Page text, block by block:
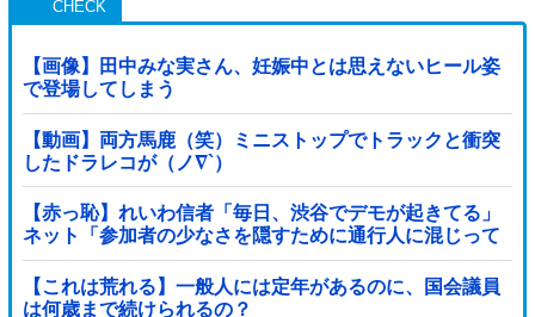
【画像】田中みな実さん、妊娠中とは思えないヒール姿
で登場してしまう
【動画】両方馬鹿（笑）ミニストップでトラックと衝突
したドラレコが（ノ∇`）
【赤っ恥】れいわ信者「毎日、渋谷でデモが起きてる」
ネット「参加者の少なさを隠すために通行人に混じって
るのリプ欄でバラされてて草」
【これは荒れる】一般人には定年があるのに、国会議員
は何歳まで続けられるの？